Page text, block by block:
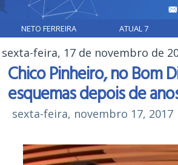
NETO FERREIRA ATUAL 7
sexta-feira, 17 de novembro de
Chico Pinheiro, no Bom
esquemas depois de
sexta-feira, novembro 17, 2017